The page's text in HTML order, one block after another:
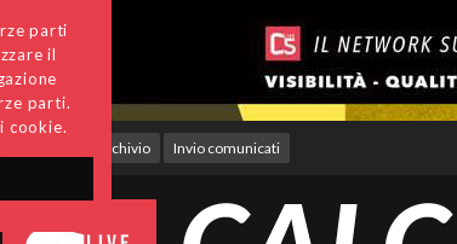
parti
il
parti.
cookie.
Archivio Invio comunicati